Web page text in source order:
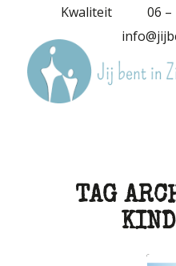
Kwaliteit 06 –
TAG